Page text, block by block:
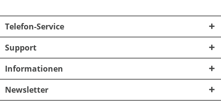
Telefon-Service
Support
Informationen
Newsletter